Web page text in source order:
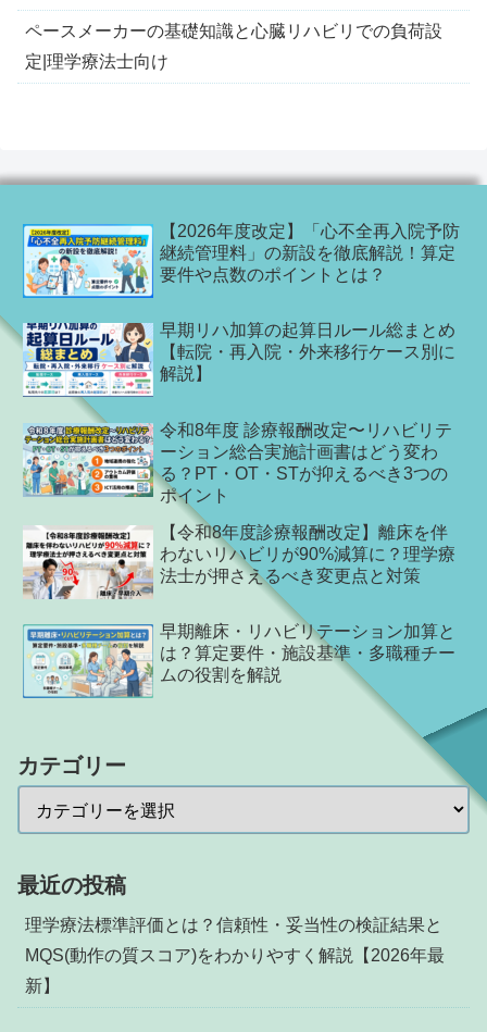
ペースメーカーの基礎知識と心臓リハビリでの負荷設
定|理学療法士向け
【2026年度改定】「心不全再入院予防
継続管理料」の新設を徹底解説！算定
要件や点数のポイントとは？
早期リハ加算の起算日ルール総まとめ
【転院・再入院・外来移行ケース別に
解説】
令和8年度 診療報酬改定〜リハビリテ
ーション総合実施計画書はどう変わ
る？PT・OT・STが抑えるべき3つの
ポイント
【令和8年度診療報酬改定】離床を伴
わないリハビリが90%減算に？理学療
法士が押さえるべき変更点と対策
早期離床・リハビリテーション加算と
は？算定要件・施設基準・多職種チー
ムの役割を解説
カテゴリー
最近の投稿
理学療法標準評価とは？信頼性・妥当性の検証結果と
MQS(動作の質スコア)をわかりやすく解説【2026年最
新】